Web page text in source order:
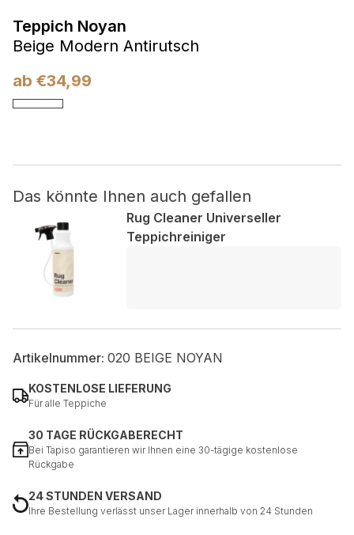
Teppich Noyan
Beige Modern Antirutsch
ab €34,99
Das könnte Ihnen auch gefallen
Rug Cleaner Universeller
Teppichreiniger
Artikelnummer: 020 BEIGE NOYAN
KOSTENLOSE LIEFERUNG
Für alle Teppiche
30 TAGE RÜCKGABERECHT
Bei Tapiso garantieren wir Ihnen eine 30-tägige kostenlose
Rückgabe
24 STUNDEN VERSAND
Ihre Bestellung verlässt unser Lager innerhalb von 24 Stunden
Marketing
Marketing-Cookies werden verwendet, um Benutzer über
Websites hinweg zu verfolgen. Das Ziel ist es, Anzeigen
anzuzeigen, die für den einzelnen Benutzer relevant und
ansprechend sind und somit wertvoller für Herausgeber und
Nicht kategorisiert.
Andere nicht kategorisierte Cookies sind solche, die
analysiert werden und noch keiner Kategorie zugeordnet
wurden.